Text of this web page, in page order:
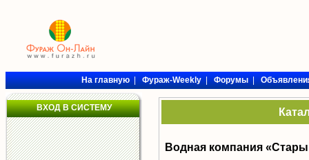
На главную|Фураж-Weekly|Форумы|
ВХОД В СИСТЕМУ
Водная компания